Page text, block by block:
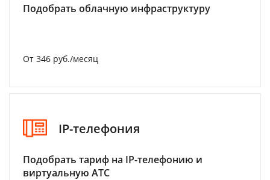
Подобрать облачную инфраструктуру
От 346 руб./месяц
IP-телефония
Подобрать тариф на IP-телефонию и
виртуальную АТС